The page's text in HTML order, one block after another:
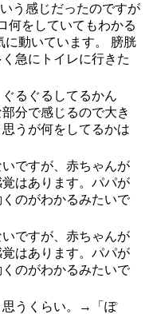
う感じだったのですが
何をしていてもわかる
に動いています。 膀胱
急にトイレに行きた
るぐるしてるかん
分で感じるので大き
うが何をしてるかは
ですが、赤ちゃんが
はあります。パパが
のがわかるみたいで
ですが、赤ちゃんが
はあります。パパが
のがわかるみたいで
思うくらい。→「ぽ